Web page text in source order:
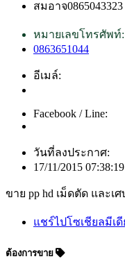
สมอาจ0865043323
หมายเลขโทรศัพท์:
0863651044
อีเมล์:
Facebook / Line:
วันที่ลงประกาศ:
17/11/2015 07:38:19
ขาย pp hd เม็ดตัด และเ
แชร์ไปโซเชียลมีเดี
ต้องการขาย